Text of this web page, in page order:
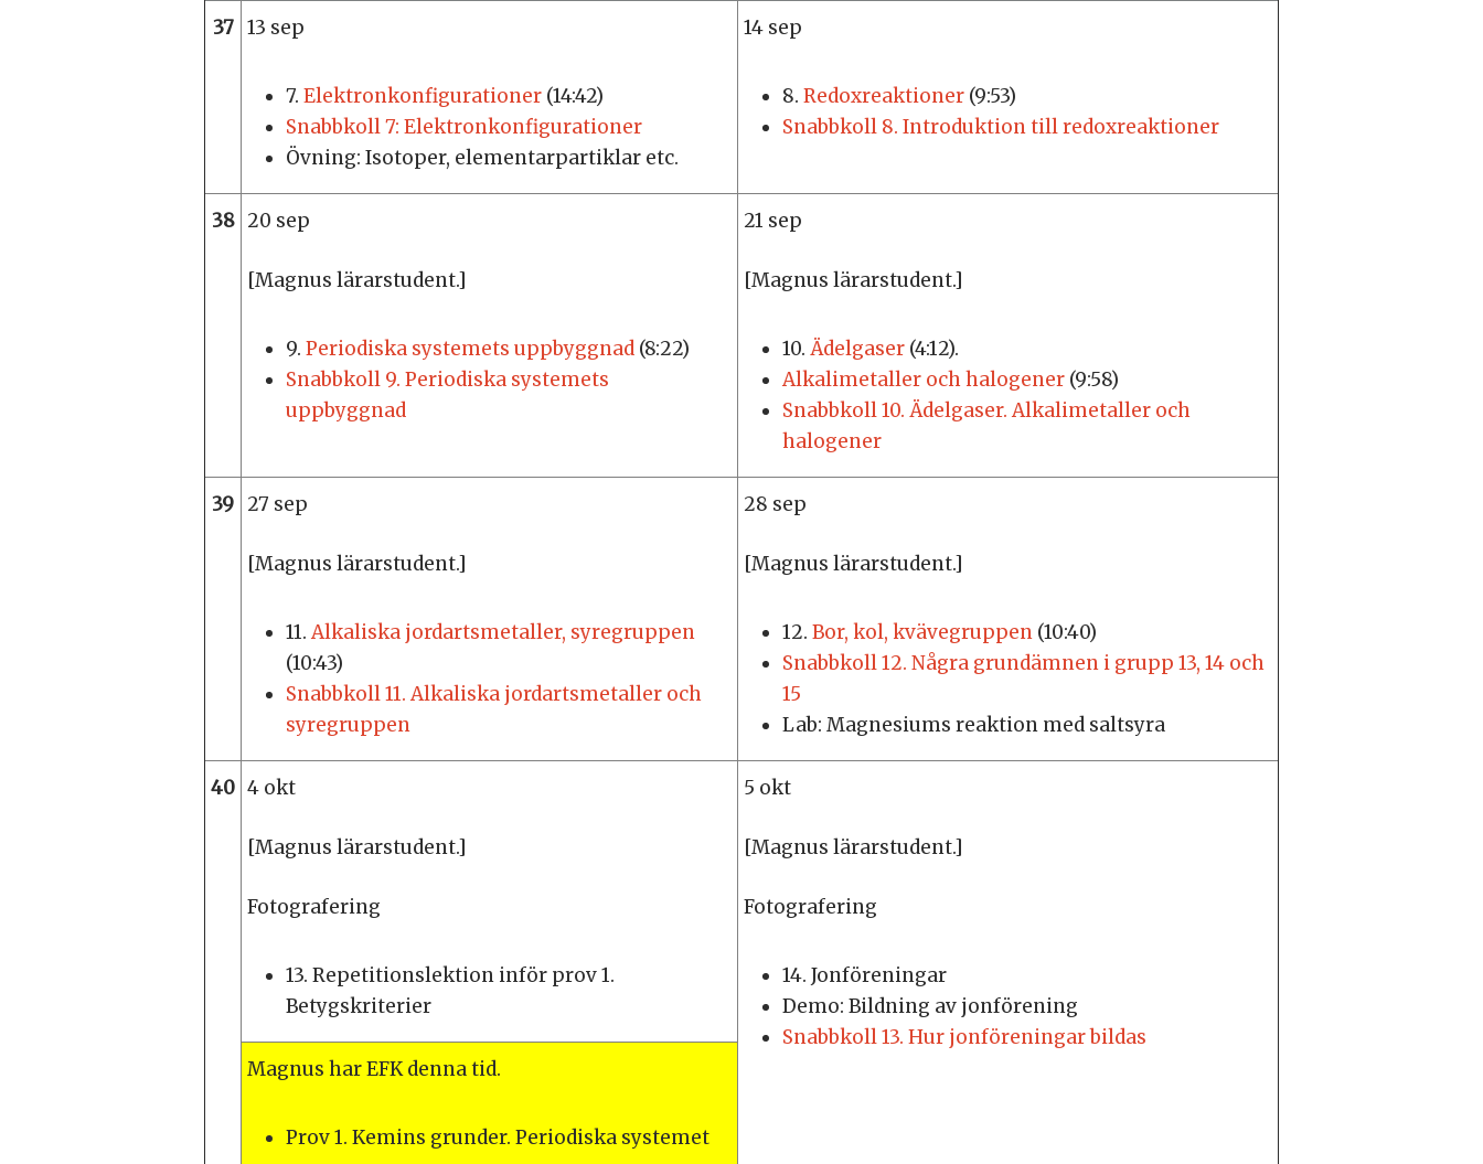
37 13 sep
7. Elektronkonfigurationer (14:42)
Snabbkoll 7: Elektronkonfigurationer
Övning: Iso­to­per, ele­men­tar­par­tik­lar etc.
14 sep
8. Redoxreaktioner (9:53)
Snabbkoll 8. Introduktion till redoxreaktioner
38 20 sep
[Magnus lärarstudent.]
9. Periodiska systemets uppbyggnad (8:22)
Snabbkoll 9. Periodiska systemets
uppbyggnad
21 sep
[Magnus lärarstudent.]
10. Ädelgaser (4:12).
Alkalimetaller och halogener (9:58)
Snabbkoll 10. Ädelgaser. Alkalimetaller och
halogener
39 27 sep
[Magnus lärarstudent.]
11. Alkaliska jordartsmetaller, syregruppen
(10:43)
Snabbkoll 11. Alkaliska jordartsmetaller och
syregruppen
28 sep
[Magnus lärarstudent.]
12. Bor, kol, kvävegruppen (10:40)
Snabbkoll 12. Några grundämnen i grupp 13, 14 och
15
Lab: Magnesiums reaktion med saltsyra
40 4 okt
[Magnus lärarstudent.]
Fotografering
13. Repetitionslektion inför prov 1.
Betygskriterier
5 okt
[Magnus lärarstudent.]
Fotografering
14. Jonföreningar
Demo: Bildning av jonförening
Snabbkoll 13. Hur jonföreningar bildas
Magnus har EFK denna tid.
Prov 1. Kemins grunder. Periodiska systemet